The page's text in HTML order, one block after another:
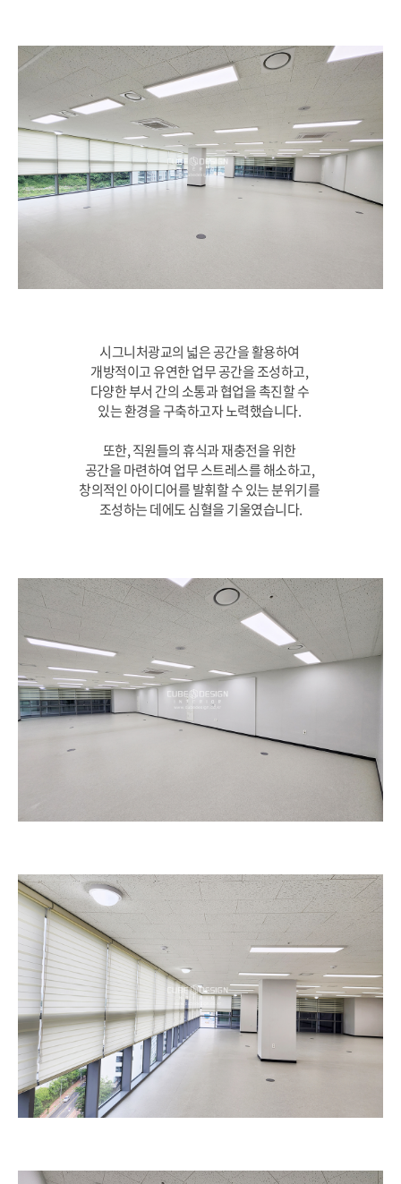
시그니처광교의 넓은 공간을 활용하여
개방적이고 유연한 업무 공간을 조성하고,
다양한 부서 간의 소통과 협업을 촉진할 수
있는 환경을 구축하고자 노력했습니다.
또한, 직원들의 휴식과 재충전을 위한
공간을 마련하여 업무 스트레스를 해소하고,
창의적인 아이디어를 발휘할 수 있는 분위기를
조성하는 데에도 심혈을 기울였습니다.